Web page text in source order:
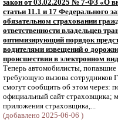
закон от 03.02.2025 № 7-ФЗ «О
статьи 11.1 и 17 Федерального
обязательном страховании
ответственности владельцев
оптимизирующий порядок
водителями извещений о
происшествии в электронном
Теперь автомобилисты, попавшие
требующую вызова сотрудников
смогут сообщить об этом через:
официальный сайт страховщика;
приложения страховщика,...
(добавлено 2025-06-06 )